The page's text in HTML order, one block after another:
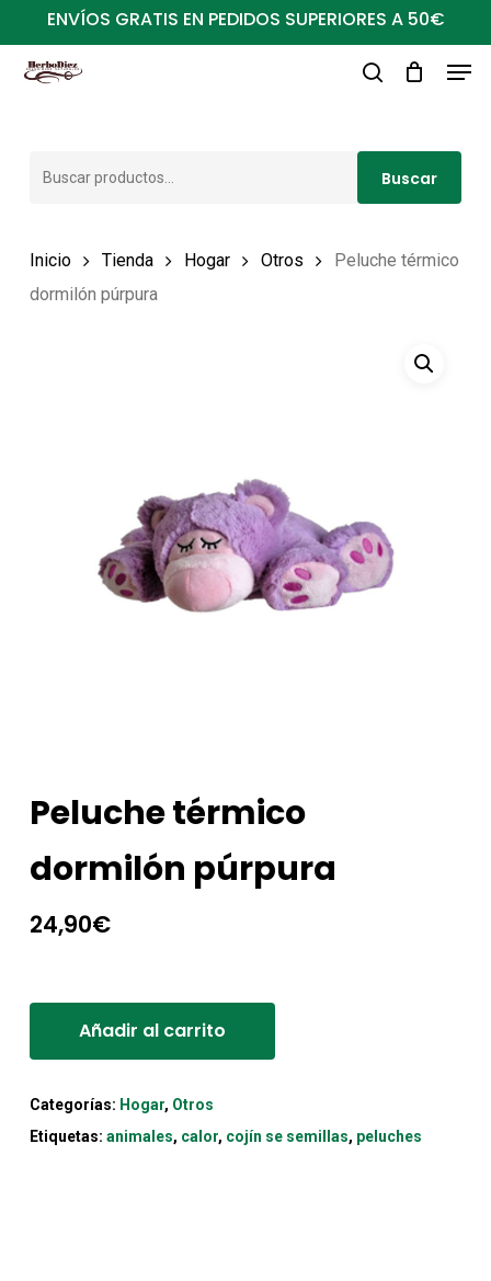
al
contenido
ENVÍOS GRATIS EN PEDIDOS SUPERIORES A 50€
Buscar
Inicio Tienda Hogar Otros
Peluche térmico
dormilón púrpura
Peluche térmico
dormilón púrpura
24,90€
Añadir al carrito
Categorías: Hogar, Otros
Etiquetas: animales, calor, cojín se semillas, peluches
Close